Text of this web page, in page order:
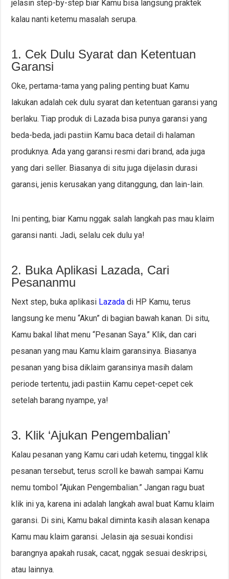
jelasin step-by-step biar Kamu bisa langsung praktek
kalau nanti ketemu masalah serupa.
1. Cek Dulu Syarat dan Ketentuan
Garansi
Oke, pertama-tama yang paling penting buat Kamu
lakukan adalah cek dulu syarat dan ketentuan garansi yang
berlaku. Tiap produk di Lazada bisa punya garansi yang
beda-beda, jadi pastiin Kamu baca detail di halaman
produknya. Ada yang garansi resmi dari brand, ada juga
yang dari seller. Biasanya di situ juga dijelasin durasi
garansi, jenis kerusakan yang ditanggung, dan lain-lain.
Ini penting, biar Kamu nggak salah langkah pas mau klaim
garansi nanti. Jadi, selalu cek dulu ya!
2. Buka Aplikasi Lazada, Cari
Pesananmu
Next step, buka aplikasi Lazada di HP Kamu, terus
langsung ke menu “Akun” di bagian bawah kanan. Di situ,
Kamu bakal lihat menu “Pesanan Saya.” Klik, dan cari
pesanan yang mau Kamu klaim garansinya. Biasanya
pesanan yang bisa diklaim garansinya masih dalam
periode tertentu, jadi pastiin Kamu cepet-cepet cek
setelah barang nyampe, ya!
3. Klik ‘Ajukan Pengembalian’
Kalau pesanan yang Kamu cari udah ketemu, tinggal klik
pesanan tersebut, terus scroll ke bawah sampai Kamu
nemu tombol “Ajukan Pengembalian.” Jangan ragu buat
klik ini ya, karena ini adalah langkah awal buat Kamu klaim
garansi. Di sini, Kamu bakal diminta kasih alasan kenapa
Kamu mau klaim garansi. Jelasin aja sesuai kondisi
barangnya apakah rusak, cacat, nggak sesuai deskripsi,
atau lainnya.